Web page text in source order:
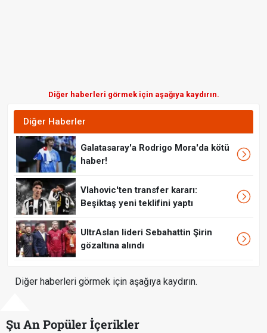
Diğer haberleri görmek için aşağıya kaydırın.
Diğer Haberler
Galatasaray'a Rodrigo Mora'da kötü
haber!
Vlahovic'ten transfer kararı:
Beşiktaş yeni teklifini yaptı
UltrAslan lideri Sebahattin Şirin
gözaltına alındı
Diğer haberleri görmek için aşağıya kaydırın.
Şu An Popüler İçerikler